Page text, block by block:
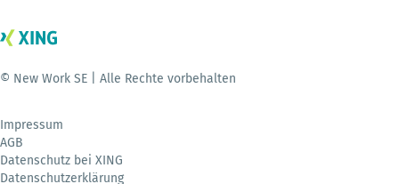
© New Work SE | Alle Rechte vorbehalten
Impressum
AGB
Datenschutz bei XING
Datenschutzerklärung